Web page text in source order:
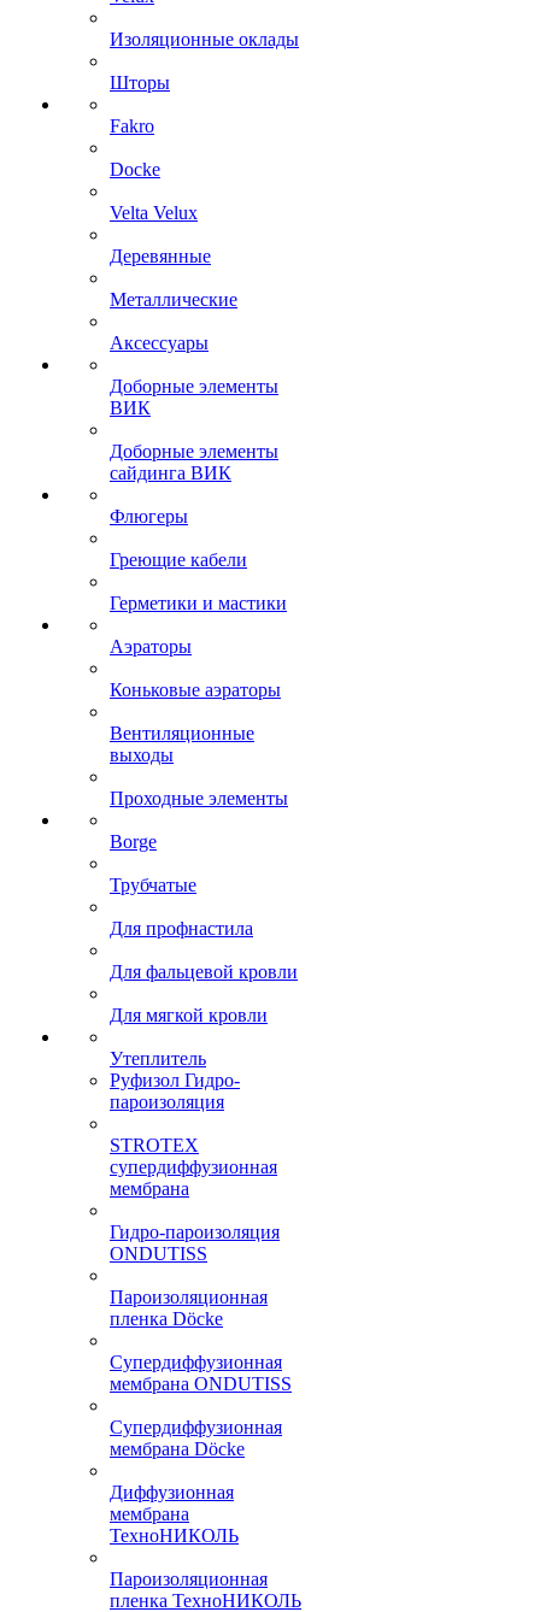
Изоляционные оклады
Шторы
Fakro
Docke
Velta Velux
Деревянные
Металлические
Аксессуары
Доборные элементы
ВИК
Доборные элементы
сайдинга ВИК
Флюгеры
Греющие кабели
Герметики и мастики
Аэраторы
Коньковые аэраторы
Вентиляционные
выходы
Проходные элементы
Borge
Трубчатые
Для профнастила
Для фальцевой кровли
Для мягкой кровли
Утеплитель
Руфизол Гидро-
пароизоляция
STROTEX
супердиффузионная
мембрана
Гидро-пароизоляция
ONDUTISS
Пароизоляционная
пленка Döcke
Супердиффузионная
мембрана ONDUTISS
Супердиффузионная
мембрана Döcke
Диффузионная
мембрана
ТехноНИКОЛЬ
Пароизоляционная
пленка ТехноНИКОЛЬ